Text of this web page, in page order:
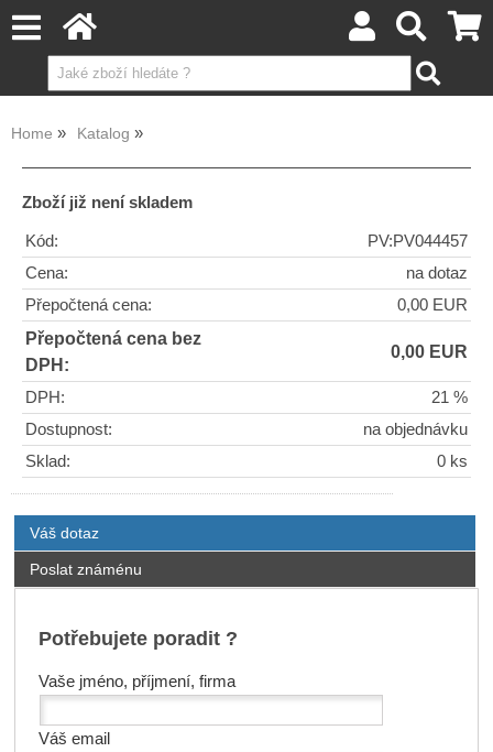
Home Katalog
Zboží již není skladem
Kód:
PV:PV044457
Cena:
na dotaz
Přepočtená cena:
0,00 EUR
Přepočtená cena bez
DPH:
0,00 EUR
DPH:
21 %
Dostupnost:
na objednávku
Sklad:
0 ks
Váš dotaz
Poslat známénu
Potřebujete poradit ?
Vaše jméno, příjmení, firma
Váš email